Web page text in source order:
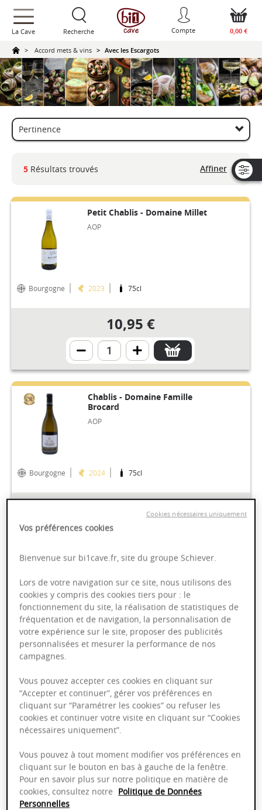
text.skipToContent
text.skipToNavigation
La Cave Recherche Compte 0,00 €
Accord mets & vins Avec les Escargots
5 Résultats trouvés Affiner
Petit Chablis - Domaine Millet
AOP
Bourgogne 2023 75cl
10,95 €
Chablis - Domaine Famille
Brocard
AOP
Bourgogne 2024 75cl
12,95 €
Bourgogne Aligoté Tradition -
Domaine Gérard Berger
AOP
Bourgogne
Millésime en cours de transition 2024
8,95 €
Chorey-lès-Beaune "Les
Beaumonts" - Domaine Remy &
Vos préférences cookies
Bienvenue sur bi1cave.fr, site du groupe Schiever.
Lors de votre navigation sur ce site, nous utilisons des
cookies y compris des cookies tiers pour : le
fonctionnement du site, la réalisation de statistiques de
fréquentation et de navigation, la personnalisation de
votre expérience sur le site, proposer des publicités
personnalisées et mesurer la performance de nos
campagnes.
Vous pouvez accepter ces cookies en cliquant sur
“Accepter et continuer”, gérer vos préférences en
cliquant sur “Paramétrer les cookies” ou refuser les
cookies et continuer votre visite en cliquant sur “Cookies
nécessaires uniquement”.
Vous pouvez à tout moment modifier vos préférences en
cliquant sur le bouton en bas à gauche de la fenêtre.
Pour en savoir plus sur notre politique en matière de
cookies, consultez notre Politique de Données
Personnelles
Cookies nécessaires uniquement